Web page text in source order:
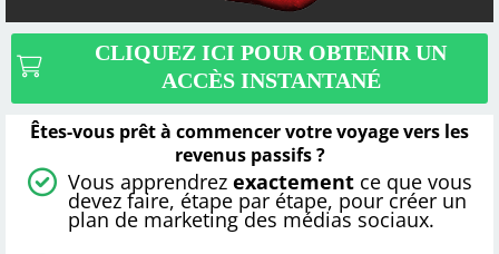
CLIQUEZ ICI POUR OBTENIR UN
ACCÈS INSTANTANÉ
Êtes-vous prêt à commencer votre voyage vers les
revenus passifs ?
Vous apprendrez exactement ce que vous
devez faire, étape par étape, pour créer un
plan de marketing des médias sociaux.